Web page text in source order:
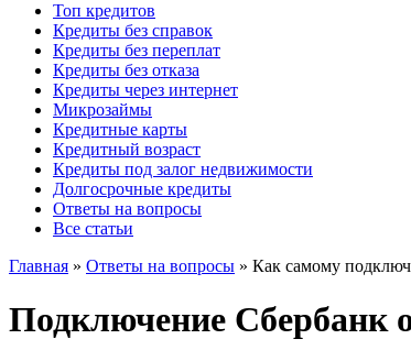
Топ кредитов
Кредиты без справок
Кредиты без переплат
Кредиты без отказа
Кредиты через интернет
Микрозаймы
Кредитные карты
Кредитный возраст
Кредиты под залог недвижимости
Долгосрочные кредиты
Ответы на вопросы
Все статьи
Главная » Ответы на вопросы » Как самому
Подключение Сбербанк